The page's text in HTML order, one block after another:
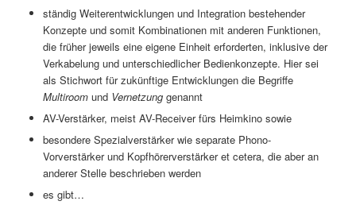
ständig Weiterentwicklungen und Integration bestehender
Konzepte und somit Kombinationen mit anderen Funktionen,
die früher jeweils eine eigene Einheit erforderten, inklusive der
Verkabelung und unterschiedlicher Bedienkonzepte. Hier sei
als Stichwort für zukünftige Entwicklungen die Begriffe
Multiroomund Vernetzunggenannt
AV-Verstärker, meist AV-Receiver fürs Heimkino sowie
besondere Spezialverstärker wie separate Phono-
Vorverstärker und Kopfhörerverstärker et cetera, die aber an
anderer Stelle beschrieben werden
es gibt…